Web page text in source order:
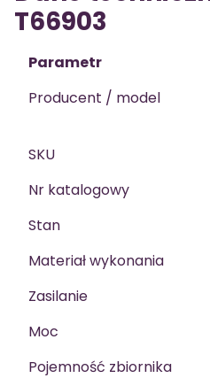
T66903
Parametr
Producent / model
SKU
Nr katalogowy
Stan
Materiał wykonania
Zasilanie
Moc
Pojemność zbiornika